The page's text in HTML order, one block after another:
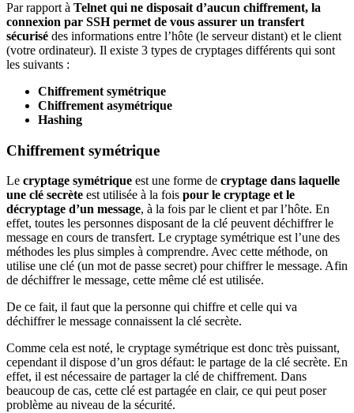
Par rapport à Telnet qui ne disposait d’aucun chiffrement, la
connexion par SSH permet de vous assurer un transfert
sécurisé des informations entre l’hôte (le serveur distant) et le client
(votre ordinateur). Il existe 3 types de cryptages différents qui sont
les suivants :
Chiffrement symétrique
Chiffrement asymétrique
Hashing
Chiffrement symétrique
Le cryptage symétrique est une forme de cryptage dans laquelle
une clé secrète est utilisée à la fois pour le cryptage et le
décryptage d’un message, à la fois par le client et par l’hôte. En
effet, toutes les personnes disposant de la clé peuvent déchiffrer le
message en cours de transfert. Le cryptage symétrique est l’une des
méthodes les plus simples à comprendre. Avec cette méthode, on
utilise une clé (un mot de passe secret) pour chiffrer le message. Afin
de déchiffrer le message, cette même clé est utilisée.
De ce fait, il faut que la personne qui chiffre et celle qui va
déchiffrer le message connaissent la clé secrète.
Comme cela est noté, le cryptage symétrique est donc très puissant,
cependant il dispose d’un gros défaut: le partage de la clé secrète. En
effet, il est nécessaire de partager la clé de chiffrement. Dans
beaucoup de cas, cette clé est partagée en clair, ce qui peut poser
problème au niveau de la sécurité.